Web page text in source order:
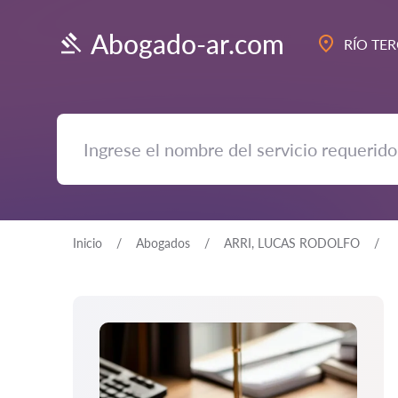
Abogado-ar.com RÍO
Inicio Abogados ARRI, LUCAS RODOLFO